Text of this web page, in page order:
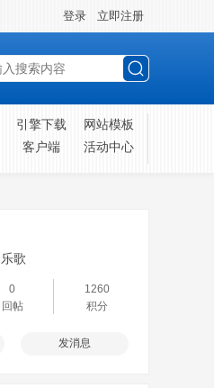
登录 立即注册
引擎下载
网站模板
客户端 活动中心
乐歌
0
回帖
1260
积分
发消息